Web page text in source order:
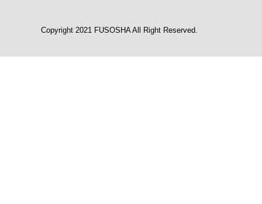
Copyright 2021 FUSOSHA All Right Reserved.